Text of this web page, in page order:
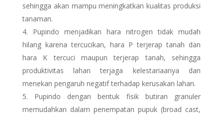
sehingga akan mampu meningkatkan kualitas produksi
tanaman.
Pupindo menjadikan hara nitrogen tidak mudah
hilang karena tercucikan, hara P terjerap tanah dan
hara K tercuci maupun terjerap tanah, sehingga
produktivitas lahan terjaga kelestariaanya dan
menekan pengaruh negatif terhadap kerusakan lahan.
Pupindo dengan bentuk fisik butiran granuler
memudahkan dalam penempatan pupuk (broad cast,